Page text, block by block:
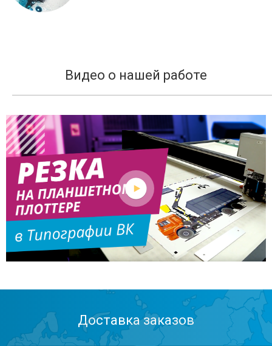
Видео о нашей работе
Доставка заказов